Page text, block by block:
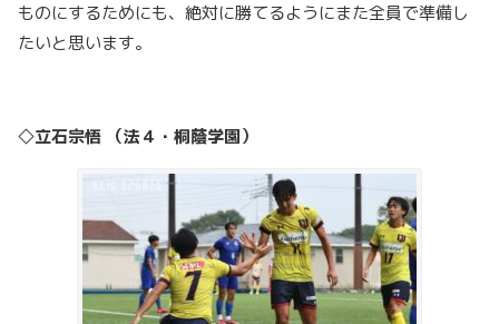
ものにするためにも、絶対に勝てるようにまた全員で準備し
たいと思います。
◇立石宗悟 （法４・桐蔭学園）